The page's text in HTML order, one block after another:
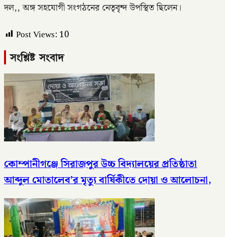
দল,, অঙ্গ সহযোগী সংগঠনের নেতৃবৃন্দ উপস্থিত ছিলেন।
Post Views: 10
সংশ্লিষ্ট সংবাদ
কোম্পানীগঞ্জে সিরাজপুর উচ্চ বিদ্যালয়ের প্রতিষ্ঠাতা
আব্দুল মোতালেব’র মৃত্যু বার্ষিকীতে দোয়া ও আলোচনা,